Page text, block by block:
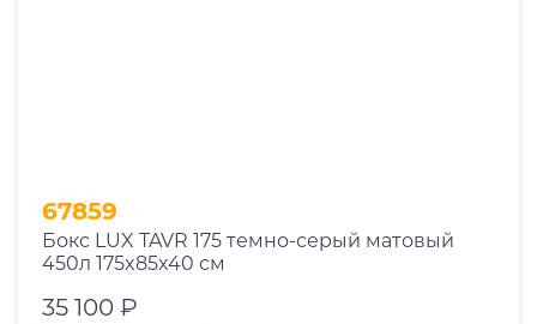
67859
Бокс LUX TAVR 175 темно-серый матовый
450л 175x85x40 см
35 100 ₽